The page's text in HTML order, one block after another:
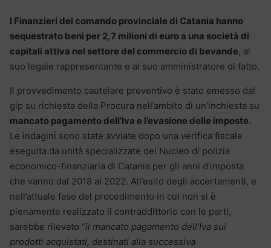
I Finanzieri del comando provinciale di Catania hanno
sequestrato beni per 2,7 milioni di euro a una società di
capitali attiva nel settore del commercio di bevande, al
suo legale rappresentante e al suo amministratore di fatto.
Il provvedimento cautelare preventivo è stato emesso dal
gip su richiesta della Procura nell’ambito di un’inchiesta su
mancato pagamento dell’Iva e l’evasione delle imposte.
Le indagini sono state avviate dopo una verifica fiscale
eseguita da unità specializzate del Nucleo di polizia
economico-finanziaria di Catania per gli anni d’imposta
che vanno dal 2018 al 2022. All’esito degli accertamenti, e
nell’attuale fase del procedimento in cui non si è
pienamente realizzato il contraddittorio con le parti,
sarebbe rilevato “il mancato pagamento dell’Iva sui
prodotti acquistati, destinati alla successiva